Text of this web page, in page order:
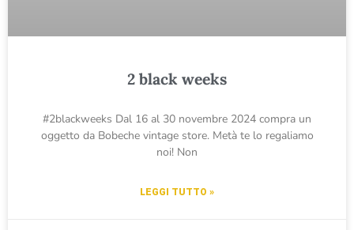
2 black weeks
#2blackweeks Dal 16 al 30 novembre 2024 compra un
oggetto da Bobeche vintage store. Metà te lo regaliamo
noi! Non
LEGGI TUTTO »